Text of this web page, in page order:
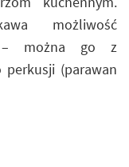
możliwość
– można go z
perkusji (parawan